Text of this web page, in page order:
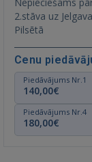
2.stāva uz
Pilsētā
Cenu
Piedāvājums Nr.1
140,00€
Piedāvājums Nr.4
180,00€